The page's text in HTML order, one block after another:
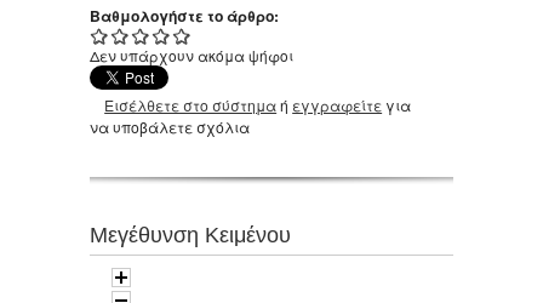
Βαθμολογήστε το άρθρο:
Δεν υπάρχουν ακόμα ψήφοι
Εισέλθετε στο σύστημαή εγγραφείτε για
να υποβάλετε σχόλια
Μεγέθυνση Κειμένου